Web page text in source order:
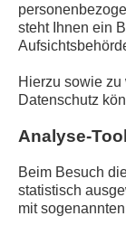
steht Ihnen ein
Hierzu sowie
Datenschutz
Analyse-
Beim Besuch
statistisch
mit